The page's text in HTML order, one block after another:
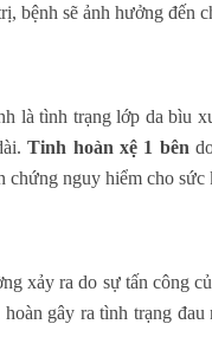
bệnh sẽ ảnh hưởng đến
là tình trạng lớp da bìu
Tinh hoàn xệ 1 bên
chứng nguy hiểm cho sức
xảy ra do sự tấn công
gây ra tình trạng